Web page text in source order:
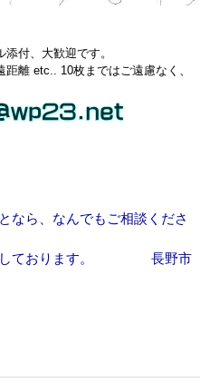
付、大歓迎です。
10枚まではご遠慮なく、
んでもご相談くださ
ります。 長野市